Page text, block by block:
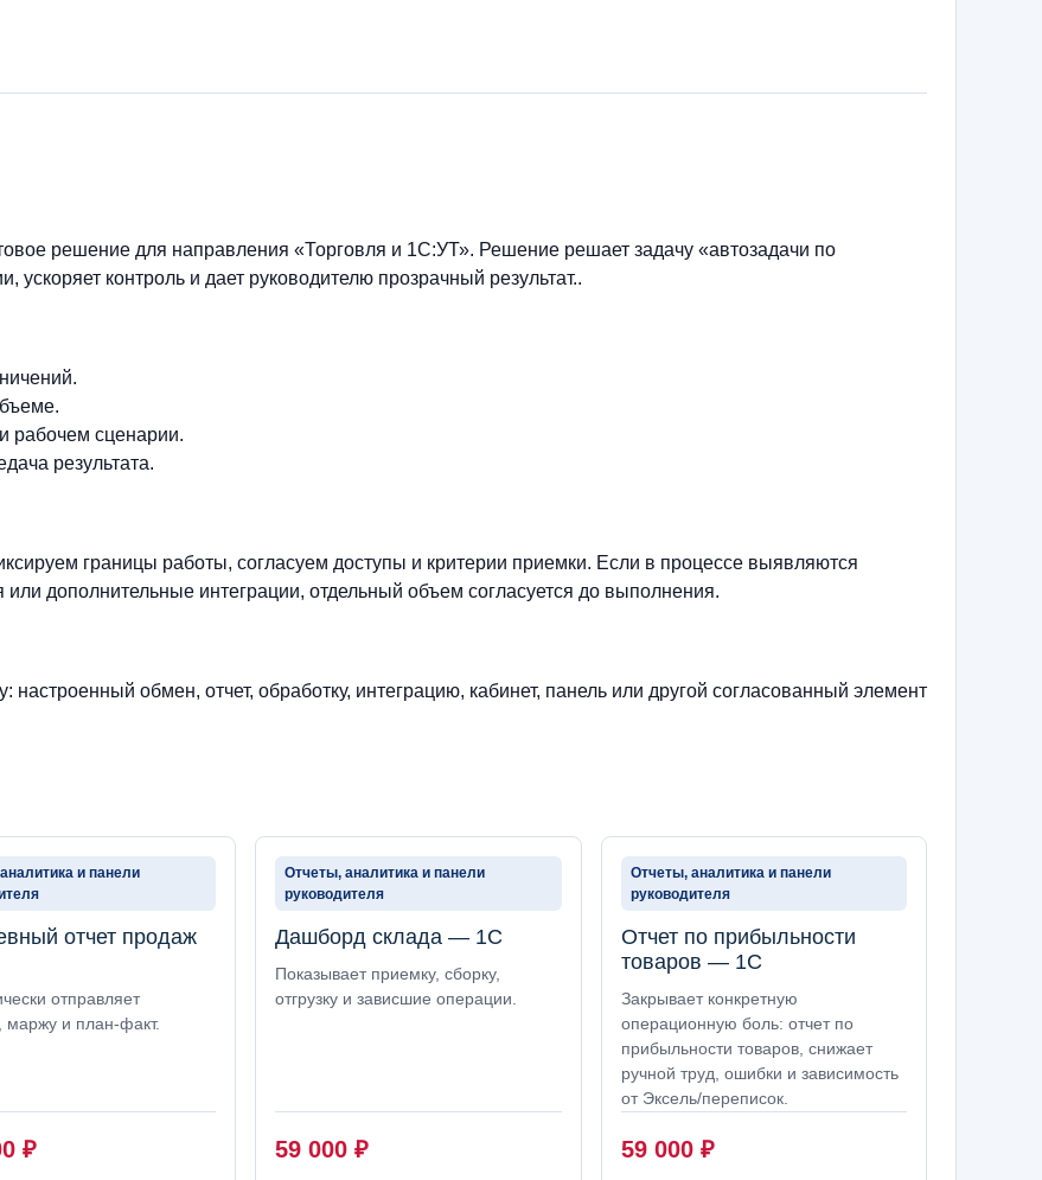
решение для направления «Торговля и 1С:УТ». Решение решает задачу «автозадачи по
контроль и дает руководителю прозрачный результат..
рабочем сценарии.
результата.
границы работы, согласуем доступы и критерии приемки. Если в процессе выявляются
дополнительные интеграции, отдельный объем согласуется до выполнения.
настроенный обмен, отчет, обработку, интеграцию, кабинет, панель или другой согласованный элемент
и панели
отчет продаж
отправляет
маржу и план-факт.
₽
Отчеты, аналитика и панели
руководителя
Дашборд склада — 1С
Показывает приемку, сборку,
отгрузку и зависшие операции.
59 000 ₽
Отчеты, аналитика и панели
руководителя
Отчет по прибыльности
товаров — 1С
Закрывает конкретную
операционную боль: отчет по
прибыльности товаров, снижает
ручной труд, ошибки и зависимость
от Эксель/переписок.
59 000 ₽